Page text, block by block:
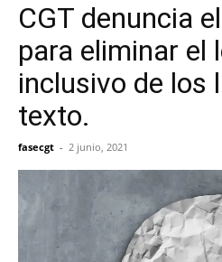
CGT denuncia
para eliminar el
inclusivo de los
texto.
fasecgt - 2 junio, 2021